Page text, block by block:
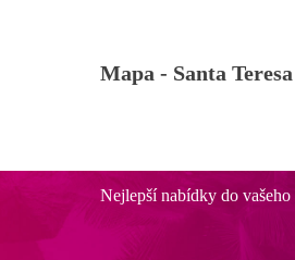
Mapa - Santa
Nejlepší nabídky do vašeho